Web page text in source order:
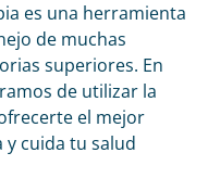
es una herramienta
de muchas
superiores. En
de utilizar la
el mejor
y cuida tu salud